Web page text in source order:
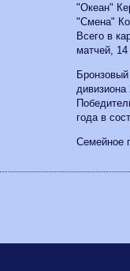
"Океан"
"Смена"
Всего в
матчей, 14
дивизиона
года в
Семейное